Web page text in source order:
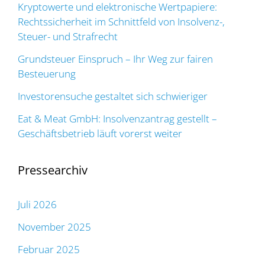
Kryptowerte und elektronische Wertpapiere:
Rechtssicherheit im Schnittfeld von Insolvenz-,
Steuer- und Strafrecht
Grundsteuer Einspruch – Ihr Weg zur fairen
Besteuerung
Investorensuche gestaltet sich schwieriger
Eat & Meat GmbH: Insolvenzantrag gestellt –
Geschäftsbetrieb läuft vorerst weiter
Pressearchiv
Juli 2026
November 2025
Februar 2025